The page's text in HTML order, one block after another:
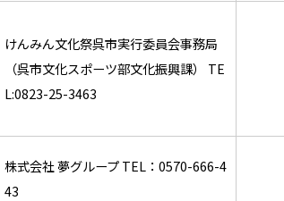
けんみん文化祭呉市実行委員会事務局
（呉市文化スポーツ部文化振興課） TE
L:0823-25-3463
株式会社 夢グループ TEL：0570-666-4
43